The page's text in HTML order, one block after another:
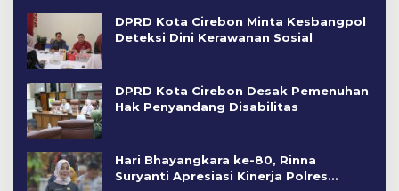
DPRD Kota Cirebon Minta Kesbangpol
Deteksi Dini Kerawanan Sosial
DPRD Kota Cirebon Desak Pemenuhan
Hak Penyandang Disabilitas
Hari Bhayangkara ke-80, Rinna
Suryanti Apresiasi Kinerja Polres